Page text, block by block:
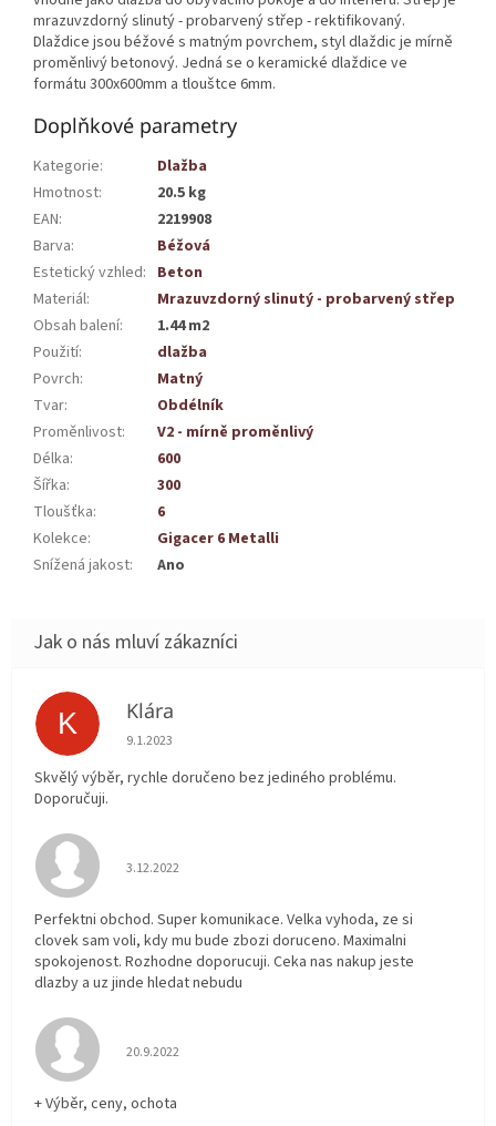
mrazuvzdorný slinutý - probarvený střep - rektifikovaný.
Dlaždice jsou béžové s matným povrchem, styl dlaždic je mírně
proměnlivý betonový. Jedná se o keramické dlaždice ve
formátu 300x600mm a tlouštce 6mm.
Doplňkové parametry
Kategorie:
Dlažba
Hmotnost:
20.5 kg
EAN:
2219908
Barva:
Béžová
Estetický vzhled: Beton
Materiál:
Mrazuvzdorný slinutý - probarvený střep
Obsah balení:
1.44 m2
Použití:
dlažba
Povrch:
Matný
Tvar:
Obdélník
Proměnlivost:
V2 - mírně proměnlivý
Délka:
600
Šířka:
300
Tloušťka:
6
Kolekce:
Gigacer 6 Metalli
Snížená jakost: Ano
K Klára
Hodnocení obchodu je 5 z 5 hvězdiček.
9.1.2023
Skvělý výběr, rychle doručeno bez jediného problému.
Doporučuji.
Hodnocení obchodu je 5 z 5 hvězdiček.
3.12.2022
Perfektni obchod. Super komunikace. Velka vyhoda, ze si
clovek sam voli, kdy mu bude zbozi doruceno. Maximalni
spokojenost. Rozhodne doporucuji. Ceka nas nakup jeste
dlazby a uz jinde hledat nebudu
Hodnocení obchodu je 5 z 5 hvězdiček.
20.9.2022
+ Výběr, ceny, ochota